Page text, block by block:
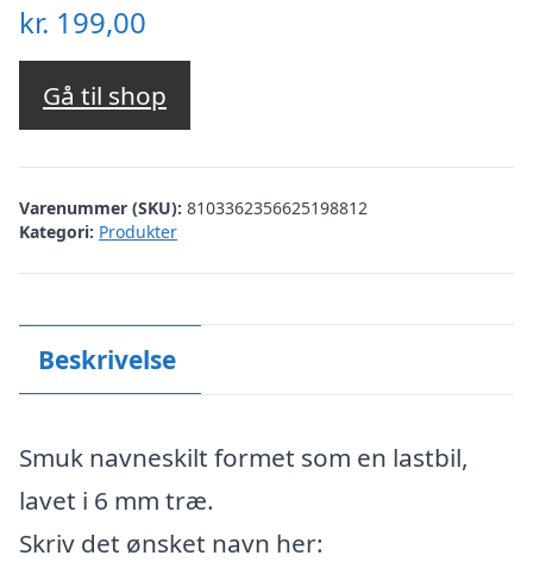
kr. 199,00
Gå til shop
Varenummer (SKU): 8103362356625198812
Kategori: Produkter
Beskrivelse
Smuk navneskilt formet som en lastbil,
lavet i 6 mm træ.
Skriv det ønsket navn her: